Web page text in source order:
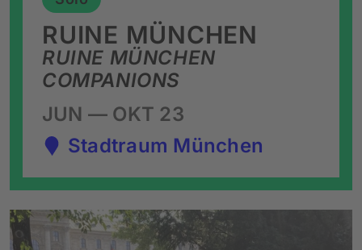
RUINE MÜNCHEN
COMPANIONS
RUINE MÜNCHEN
JUN — OKT 23
Stadtraum München